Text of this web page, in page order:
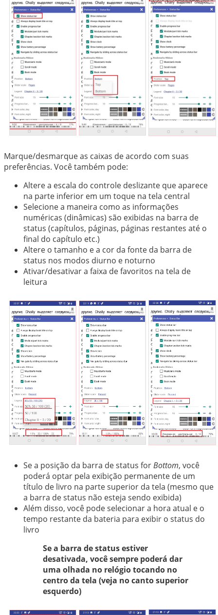
Marque/desmarque as caixas de acordo com suas
preferências. Você também pode:
Altere a escala do controle deslizante que aparece
na parte inferior em um toque na tela central
Selecione a maneira como as informações
numéricas (dinâmicas) são exibidas na barra de
status (capítulos, páginas, páginas restantes até o
final do capítulo etc.)
Altere o tamanho e a cor da fonte da barra de
status nos modos diurno e noturno
Ativar/desativar a faixa de favoritos na tela de
leitura
Se a posição da barra de status forBottom, você
poderá optar pela exibição permanente de um
título de livro na parte superior da tela (mesmo que
a barra de status não esteja sendo exibida)
Além disso, você pode selecionar a hora atual e o
tempo restante da bateria para exibir o status do
livro
Se a barra de status estiver
desativada, você sempre poderá dar
uma olhada no relógio tocando no
centro da tela (veja no canto superior
esquerdo)